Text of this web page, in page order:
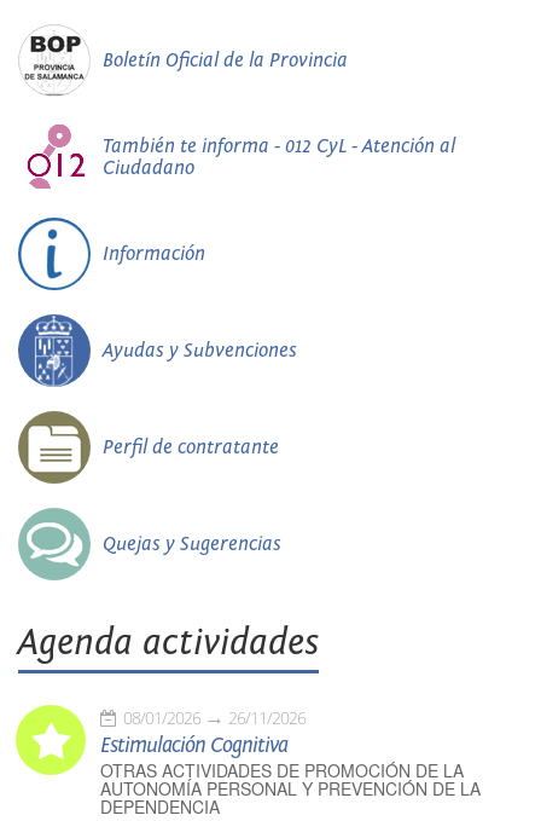
Boletín Oficial de la Provincia
También te informa - 012 CyL - Atención al
Ciudadano
Información
Ayudas y Subvenciones
Perfil de contratante
Quejas y Sugerencias
Agenda actividades
08/01/2026 26/11/2026
Estimulación Cognitiva
OTRAS ACTIVIDADES DE PROMOCIÓN DE LA
AUTONOMÍA PERSONAL Y PREVENCIÓN DE LA
DEPENDENCIA